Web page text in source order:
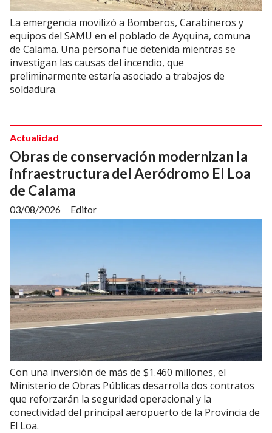
La emergencia movilizó a Bomberos, Carabineros y
equipos del SAMU en el poblado de Ayquina, comuna
de Calama. Una persona fue detenida mientras se
investigan las causas del incendio, que
preliminarmente estaría asociado a trabajos de
soldadura.
Obras de conservación modernizan la
infraestructura del Aeródromo El Loa
de Calama
Editor
Actualidad
03/08/2026
Con una inversión de más de $1.460 millones, el
Ministerio de Obras Públicas desarrolla dos contratos
que reforzarán la seguridad operacional y la
conectividad del principal aeropuerto de la Provincia de
El Loa.